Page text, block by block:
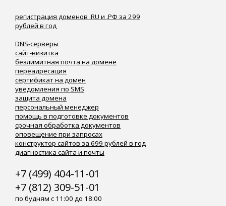
регистрация доменов .RU и .РФ за 299
рублей в год
DNS-серверы
сайт-визитка
безлимитная почта на домене
переадресация
сертификат на домен
уведомления по SMS
защита домена
персональный менеджер
помощь в подготовке документов
срочная обработка документов
оповещение при запросах
конструктор сайтов за 699 рублей в год
диагностика сайта и почты
+7 (499) 404-11-01
+7 (812) 309-51-01
по будням с 11:00 до 18:00